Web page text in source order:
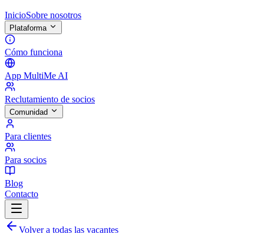
InicioSobre nosotros
Plataforma
Cómo funciona
App MultiMe AI
Reclutamiento de socios
Comunidad
Para clientes
Para socios
Blog
Contacto
Volver a todas las vacantes